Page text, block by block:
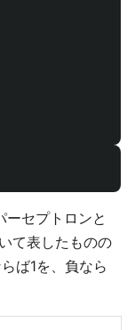
ーセプトロンと
て表したものの
ば1を、負なら